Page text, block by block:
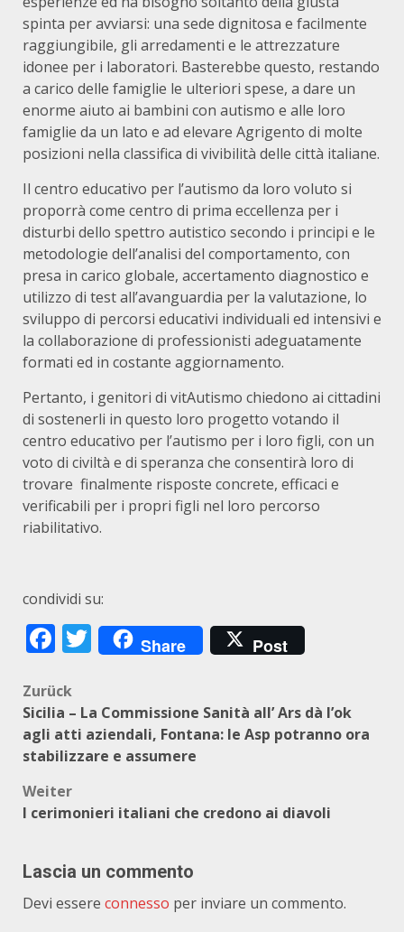
spinta per avviarsi: una sede dignitosa e facilmente
raggiungibile, gli arredamenti e le attrezzature
idonee per i laboratori. Basterebbe questo, restando
a carico delle famiglie le ulteriori spese, a dare un
enorme aiuto ai bambini con autismo e alle loro
famiglie da un lato e ad elevare Agrigento di molte
posizioni nella classifica di vivibilità delle città italiane.
Il centro educativo per l’autismo da loro voluto si
proporrà come centro di prima eccellenza per i
disturbi dello spettro autistico secondo i principi e le
metodologie dell’analisi del comportamento, con
presa in carico globale, accertamento diagnostico e
utilizzo di test all’avanguardia per la valutazione, lo
sviluppo di percorsi educativi individuali ed intensivi e
la collaborazione di professionisti adeguatamente
formati ed in costante aggiornamento.
Pertanto, i genitori di vitAutismo chiedono ai cittadini
di sostenerli in questo loro progetto votando il
centro educativo per l’autismo per i loro figli, con un
voto di civiltà e di speranza che consentirà loro di
trovare finalmente risposte concrete, efficaci e
verificabili per i propri figli nel loro percorso
riabilitativo.
condividi su:
Facebook
Twitter
Share Post
Beitragsnavigation
Zurück
Sicilia – La Commissione Sanità all’ Ars dà l’ok
agli atti aziendali, Fontana: le Asp potranno ora
stabilizzare e assumere
Weiter
I cerimonieri italiani che credono ai diavoli
Lascia un commento
Devi essere connesso per inviare un commento.